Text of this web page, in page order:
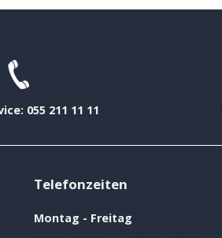
055 211 11 11
Telefonzeiten
Montag - Freitag